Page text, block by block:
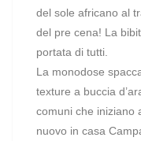
del sole africano al
del pre cena! La
portata di tutti.
La monodose
texture a buccia
comuni che iniziano
nuovo in casa